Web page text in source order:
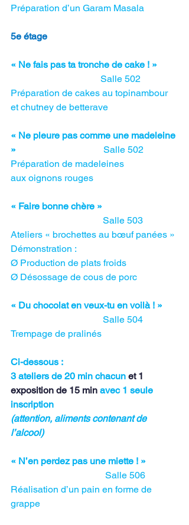
Préparation d’un Garam Masala
5e étage
« Ne fais pas ta tronche de cake ! »
Salle 502
Préparation de cakes au topinambour
et chutney de betterave
« Ne pleure pas comme une madeleine
» Salle 502
Préparation de madeleines
aux oignons rouges
« Faire bonne chère »
Salle 503
Ateliers « brochettes au bœuf panées »
Démonstration :
Ø Production de plats froids
Ø Désossage de cous de porc
« Du chocolat en veux-tu en voilà ! »
Salle 504
Trempage de pralinés
Ci-dessous :
3 ateliers de 20 min chacun et 1
exposition de 15 min avec 1 seule
inscription
(attention, aliments contenant de
l’alcool)
« N’en perdez pas une miette ! »
                                        Salle 506
Réalisation d’un pain en forme de
grappe